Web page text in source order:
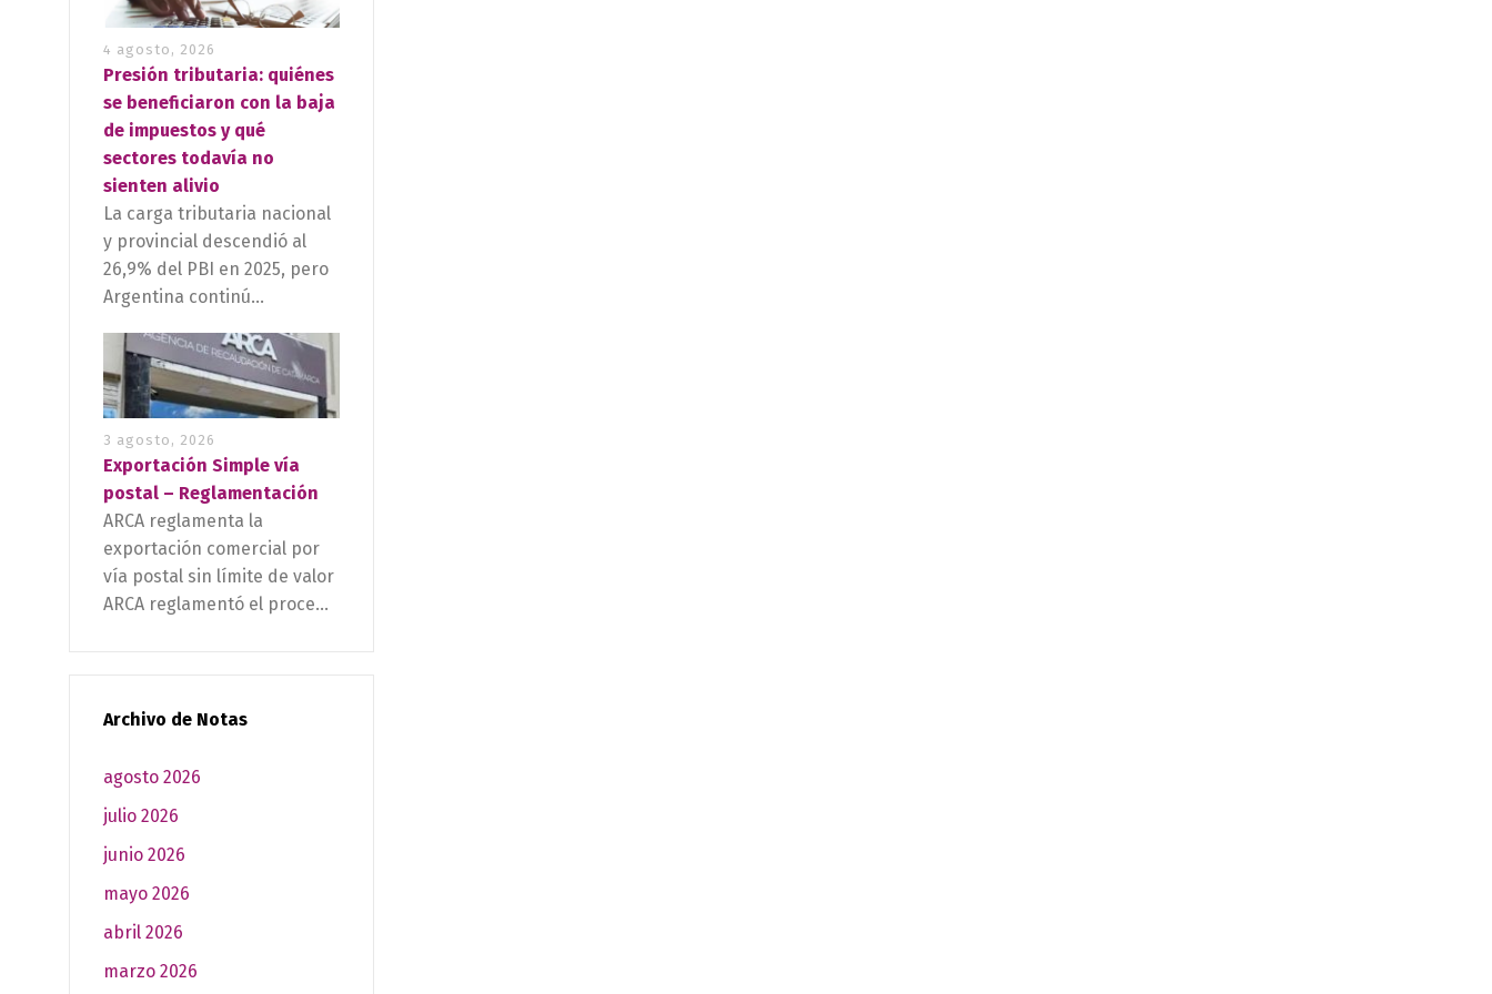
4 agosto, 2026
Presión tributaria: quiénes
se beneficiaron con la baja
de impuestos y qué
sectores todavía no
sienten alivio
La carga tributaria nacional
y provincial descendió al
26,9% del PBI en 2025, pero
Argentina continú...
3 agosto, 2026
Exportación Simple vía
postal – Reglamentación
ARCA reglamenta la
exportación comercial por
vía postal sin límite de valor
ARCA reglamentó el proce...
Archivo de Notas
agosto 2026
julio 2026
junio 2026
mayo 2026
abril 2026
marzo 2026